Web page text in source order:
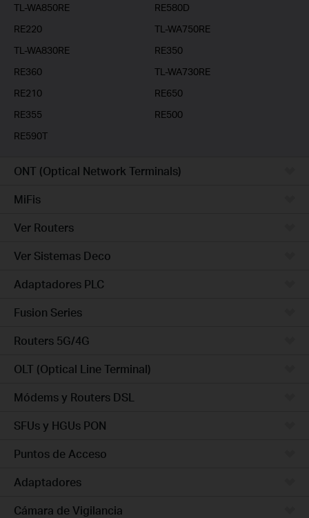
TL-WA850RE
RE580D
RE220
TL-WA750RE
TL-WA830RE
RE350
RE360
TL-WA730RE
RE210
RE650
RE355
RE500
RE590T
ONT (Optical Network Terminals)
MiFis
Ver Routers
Ver Sistemas Deco
Adaptadores PLC
Fusion Series
Routers 5G/4G
OLT (Optical Line Terminal)
Módems y Routers DSL
SFUs y HGUs PON
Puntos de Acceso
Adaptadores
Cámara de Vigilancia